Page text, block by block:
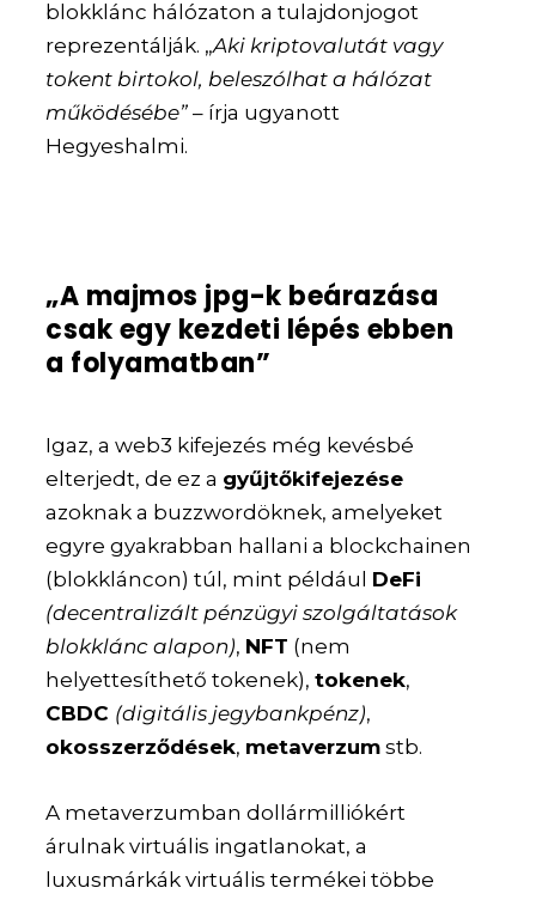
blokklánc hálózaton a tulajdonjogot
reprezentálják. „Aki kriptovalutát vagy
tokent birtokol, beleszólhat a hálózat
működésébe” – írja ugyanott
Hegyeshalmi.
„A majmos jpg-k beárazása
csak egy kezdeti lépés ebben
a folyamatban”
Igaz, a web3 kifejezés még kevésbé
elterjedt, de ez a gyűjtőkifejezése
azoknak a buzzwordöknek, amelyeket
egyre gyakrabban hallani a blockchainen
(blokkláncon) túl, mint például DeFi
(decentralizált pénzügyi szolgáltatások
blokklánc alapon), NFT (nem
helyettesíthető tokenek),tokenek,
CBDC (digitális jegybankpénz),
okosszerződések, metaverzum stb.
A metaverzumban dollármilliókért
árulnak virtuális ingatlanokat, a
luxusmárkák virtuális termékei többe